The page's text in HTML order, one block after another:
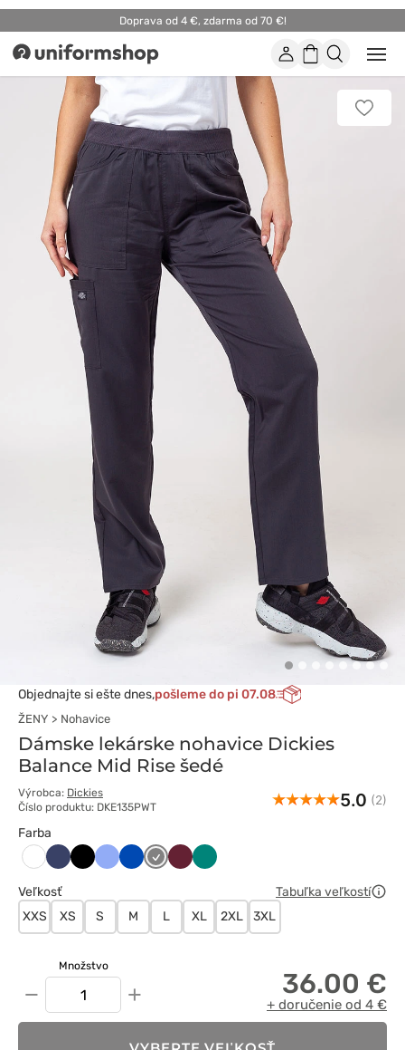
Doprava od 4 €, zdarma od 70 €!
Uniformshop ÚčetNákupný
košík
alebo
Pridať
k
Objednajte si ešte dnes,pošleme do pi 07.08
ŽENY Nohavice
Dámske lekárske nohavice Dickies
Balance Mid Rise šedé
Výrobca: Dickies
Číslo produktu: DKE135PWT
5.0 (2)
Farba
Biały CiemnyCzarnyKlasyczny
Królewski
Szary Wiśniowy
Zielony
Veľkosť
Tabuľka veľkostí
XXS
XS S M L XL 2XL 3XL
Množstvo
− + 36.00 €
+ doručenie od 4 €